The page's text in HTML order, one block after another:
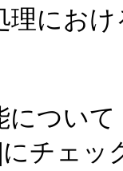
理にお
について
にチェッ